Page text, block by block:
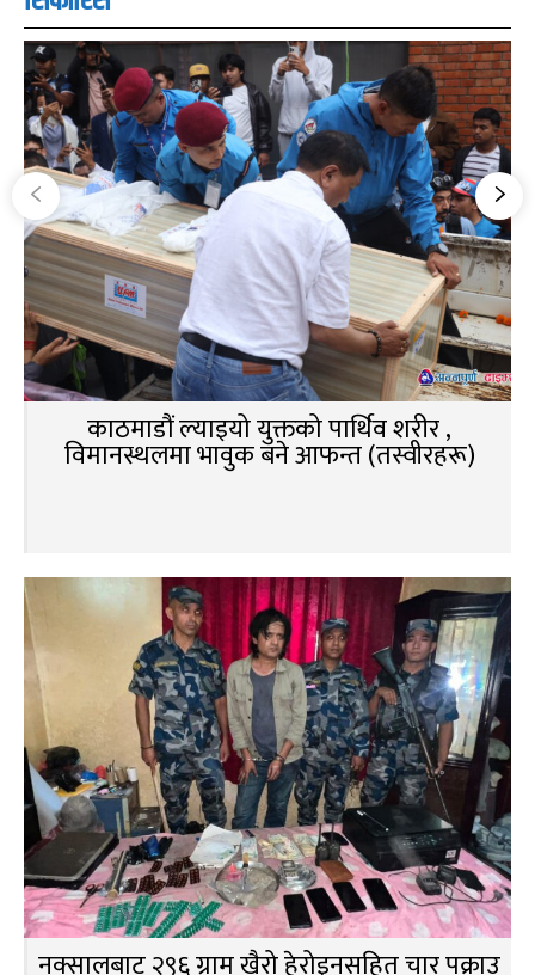
काठमाडौं ल्याइयो युक्तको पार्थिव शरीर ,
विमानस्थलमा भावुक बने आफन्त (तस्वीरहरू)
नक्सालबाट २९६ ग्राम खैरो हेरोइनसहित चार पक्राउ